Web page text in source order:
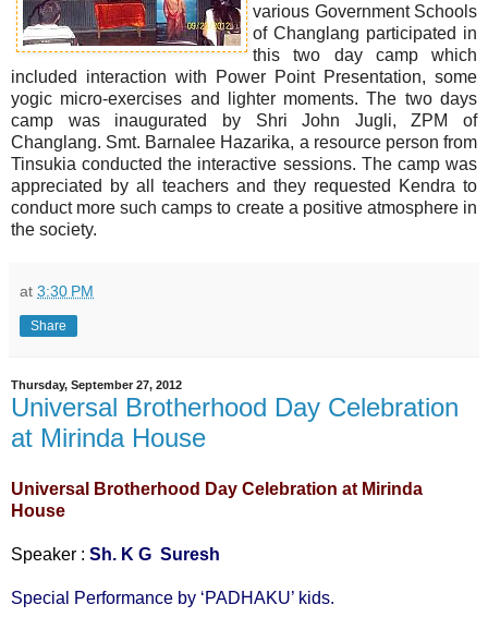
various Government Schools
of Changlang participated in
this two day camp which
included interaction with Power Point Presentation, some
yogic micro-exercises and lighter moments. The two days
camp was inaugurated by Shri John Jugli, ZPM of
Changlang. Smt. Barnalee Hazarika, a resource person from
Tinsukia conducted the interactive sessions. The camp was
appreciated by all teachers and they requested Kendra to
conduct more such camps to create a positive atmosphere in
the society.
at 3:30 PM
Share
Thursday, September 27, 2012
Universal Brotherhood Day Celebration
at Mirinda House
Universal Brotherhood Day Celebration at Mirinda
House
Speaker : Sh. K G Suresh
Special Performance by ‘PADHAKU’ kids.